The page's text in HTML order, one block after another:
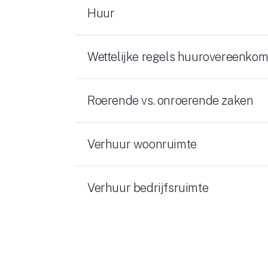
Huur
Wettelijke regels
Roerende vs. onroerende zaken
Verhuur woonruimte
Verhuur bedrijfsruimte